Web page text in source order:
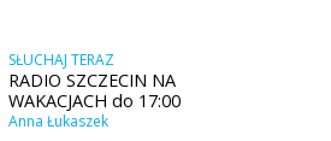
SŁUCHAJ TERAZ
RADIO SZCZECIN NA
WAKACJACH do 17:00
Anna Łukaszek